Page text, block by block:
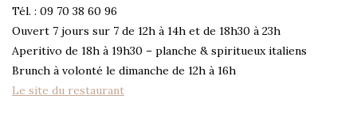
Tél. : 09 70 38 60 96
Ouvert 7 jours sur 7 de 12h à 14h et de 18h30 à 23h
Aperitivo de 18h à 19h30 – planche & spiritueux italiens
Brunch à volonté le dimanche de 12h à 16h
Le site du restaurant